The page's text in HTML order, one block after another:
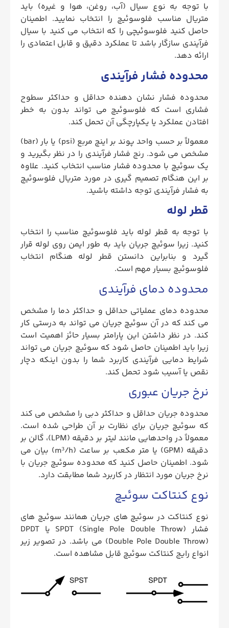
با توجه به نوع سیال (آب، روغن، هوا و غیره) باید
متریال مناسب فلوسوئیچ را انتخاب نمایید. اطمینان
حاصل کنید فلوسوئیچی را که انتخاب می‌ کنید با سیال
فرآیندی سازگار باشد تا عملکرد دقیق و قابل اعتمادی را
ارائه دهد.
محدوده فشار فرآیندی
محدوده فشار نشان دهنده حداقل و حداکثر سطوح
فشاری است که فلوسوئیچ می تواند بدون به خطر
افتادن عملکرد یا یکپارچگی آن تحمل کند.
معمولاً بر حسب واحد پوند بر اینچ مربع (psi) یا بار (bar)
مشخص می شود. رنج فشار فرآیندی را در نظر بگیرید و
یک سوئیچ با محدوده فشار مناسب انتخاب کنید. علاوه
بر این هنگام تصمیم گیری در مورد متریال فلوسوئیچ
به فشار فرآیندی توجه داشته باشید.
قطر لوله
با توجه به قطر لوله باید فلوسوئیچ مناسب را انتخاب
کنید. زیرا سوئیچ جریان باید به طور ایمن روی لوله قرار
گیرد و بنابراین دانستن قطر لوله هنگام انتخاب
فلوسوئیچ بسیار مهم است.
محدوده دمای فرآیندی
محدوده دمای عملیاتی حداقل و حداکثر دما را مشخص
می کند که در آن سوئیچ جریان می تواند به درستی کار
کند. در نظر داشتن این پارامتر بسیار حائز اهمیت است
زیرا باید اطمینان حاصل شود که سوئیچ جریان می تواند
شرایط دمایی فرآیندی کاربرد شما را بدون اینکه دچار
نقص یا آسیب شود تحمل کند.
نرخ جریان عبوری
محدوده جریان حداقل و حداکثر دبی را مشخص می کند
که سوئیچ جریان برای نظارت بر آن طراحی شده است.
معمولاً در واحدهایی مانند لیتر بر دقیقه (LPM)، گالن بر
دقیقه (GPM) یا متر مکعب بر ساعت (m³/h) بیان می
شود. اطمینان حاصل کنید که محدوده سوئیچ جریان با
نرخ جریان مورد انتظار در کاربرد شما مطابقت دارد.
نوع کنتاکت سوئیچ
نوع کنتاکت در سوئیچ های جریان همانند سوئیچ های
فشار
SPDT (Single Pole Double Throw) یا DPDT
(Double Pole Double Throw) می باشد. در تصویر زیر
انواع رایج کنتاکت سوئیچ قابل مشاهده است.